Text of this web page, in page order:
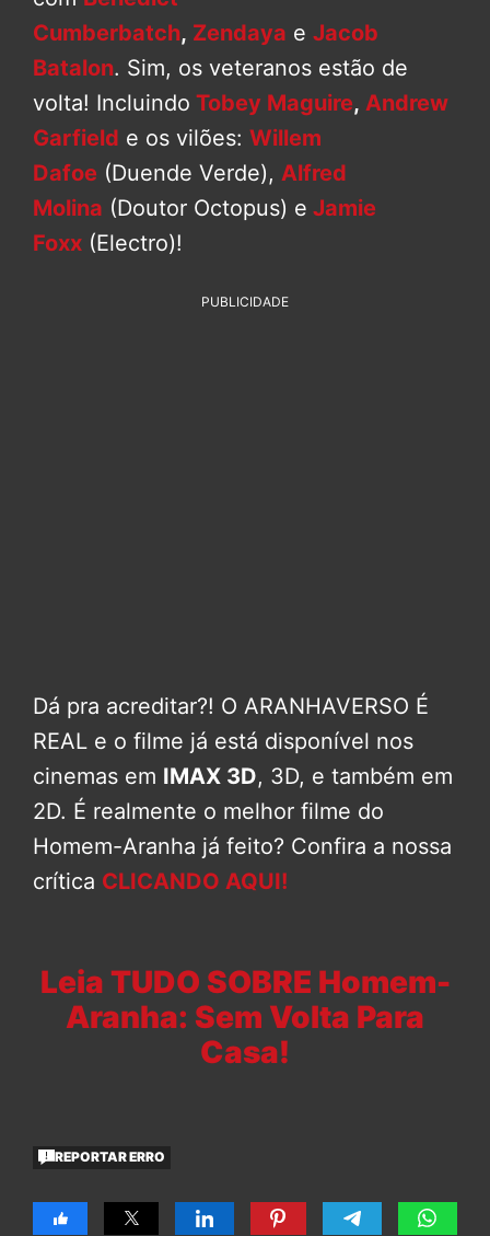
Cumberbatch, Zendaya e Jacob
Batalon. Sim, os veteranos estão de
volta! Incluindo Tobey Maguire, Andrew
Garfield e os vilões: Willem
Dafoe (Duende Verde), Alfred
Molina (Doutor Octopus) e Jamie
Foxx (Electro)!
PUBLICIDADE
Dá pra acreditar?! O ARANHAVERSO É
REAL e o filme já está disponível nos
cinemas em IMAX 3D, 3D, e também em
2D. É realmente o melhor filme do
Homem-Aranha já feito? Confira a nossa
crítica CLICANDO AQUI!
Leia TUDO SOBRE Homem-
Aranha: Sem Volta Para
Casa!
REPORTAR ERRO